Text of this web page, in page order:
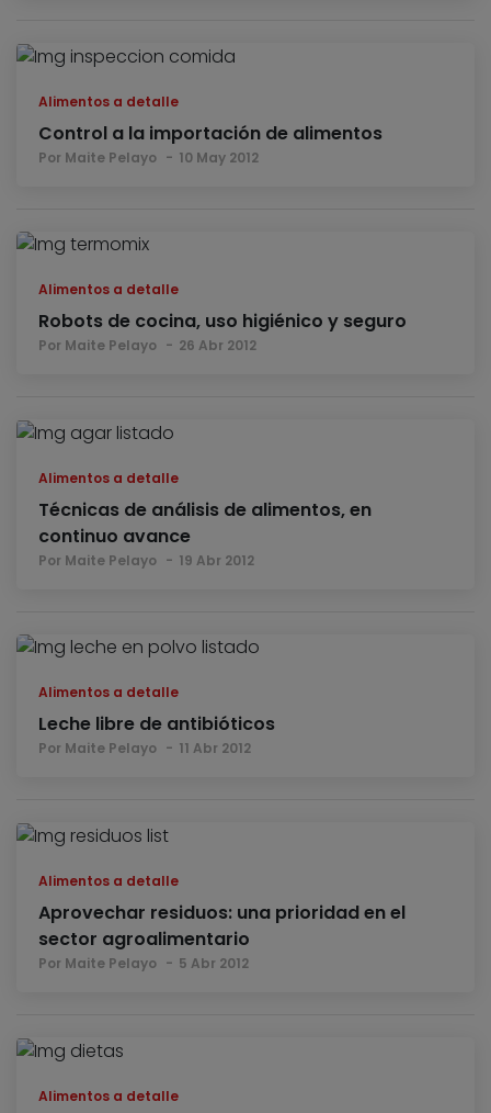
Alimentos a detalle
Control a la importación de alimentos
Por Maite Pelayo 10 May 2012
Alimentos a detalle
Robots de cocina, uso higiénico y seguro
Por Maite Pelayo 26 Abr 2012
Alimentos a detalle
Técnicas de análisis de alimentos, en
continuo avance
Por Maite Pelayo 19 Abr 2012
Alimentos a detalle
Leche libre de antibióticos
Por Maite Pelayo 11 Abr 2012
Alimentos a detalle
Aprovechar residuos: una prioridad en el
sector agroalimentario
Por Maite Pelayo 5 Abr 2012
Alimentos a detalle